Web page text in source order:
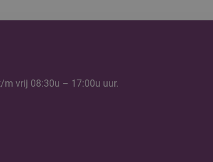
m vrij 08:30u – 17:00u uur.